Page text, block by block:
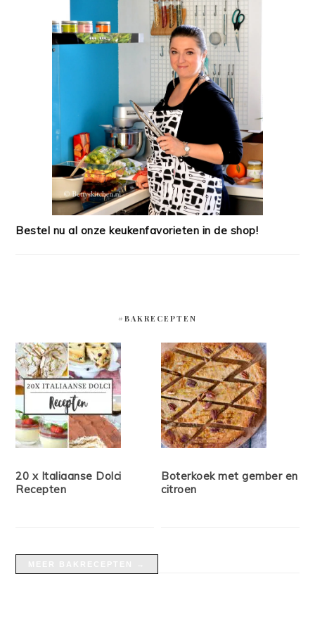
Bestel nu al onze keukenfavorieten in de shop!
#BAKRECEPTEN
20 x Italiaanse Dolci
Recepten
Boterkoek met gember en
citroen